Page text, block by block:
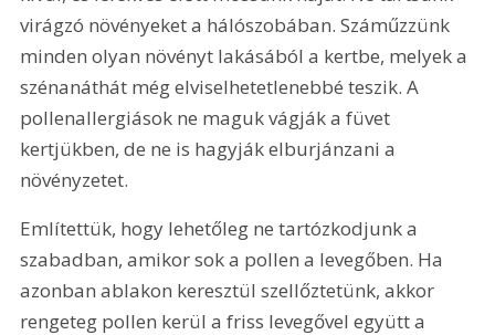
virágzó növényeket a hálószobában. Száműzzünk
minden olyan növényt lakásából a kertbe, melyek a
szénanáthát még elviselhetetlenebbé teszik. A
pollenallergiások ne maguk vágják a füvet
kertjükben, de ne is hagyják elburjánzani a
növényzetet.
Említettük, hogy lehetőleg ne tartózkodjunk a
szabadban, amikor sok a pollen a levegőben. Ha
azonban ablakon keresztül szellőztetünk, akkor
rengeteg pollen kerül a friss levegővel együtt a